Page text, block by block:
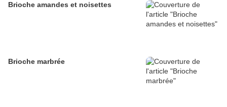
Brioche amandes et noisettes
Brioche marbrée